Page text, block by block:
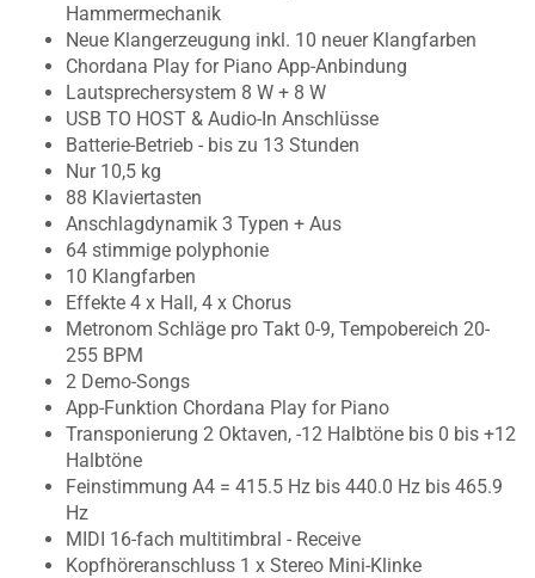
Hammermechanik
Neue Klangerzeugung inkl. 10 neuer Klangfarben
Chordana Play for Piano App-Anbindung
Lautsprechersystem 8 W + 8 W
USB TO HOST & Audio-In Anschlüsse
Batterie-Betrieb - bis zu 13 Stunden
Nur 10,5 kg
88 Klaviertasten
Anschlagdynamik 3 Typen + Aus
64 stimmige polyphonie
10 Klangfarben
Effekte 4 x Hall, 4 x Chorus
Metronom Schläge pro Takt 0-9, Tempobereich 20-
255 BPM
2 Demo-Songs
App-Funktion Chordana Play for Piano
Transponierung 2 Oktaven, -12 Halbtöne bis 0 bis +12
Halbtöne
Feinstimmung A4 = 415.5 Hz bis 440.0 Hz bis 465.9
Hz
MIDI 16-fach multitimbral - Receive
Kopfhöreranschluss 1 x Stereo Mini-Klinke